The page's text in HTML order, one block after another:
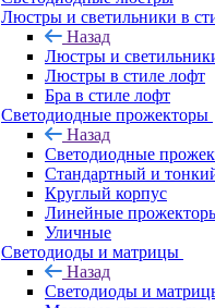
Люстры и светильники в
Назад
Люстры и
Люстры в стиле лофт
Бра в стиле лофт
Светодиодные прожекторы
Назад
Светодиодные
Стандартный и
Круглый корпус
Линейные
Уличные
Светодиоды и матрицы
Назад
Светодиоды и